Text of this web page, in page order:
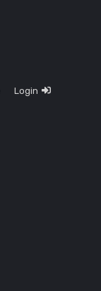
Login